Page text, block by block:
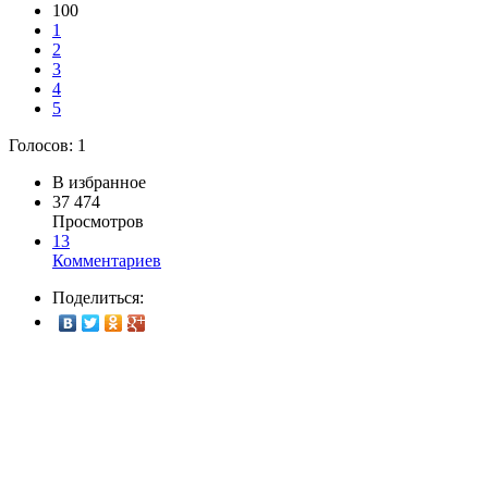
100
1
2
3
4
5
Голосов: 1
В избранное
37 474
Просмотров
13
Комментариев
Поделиться: